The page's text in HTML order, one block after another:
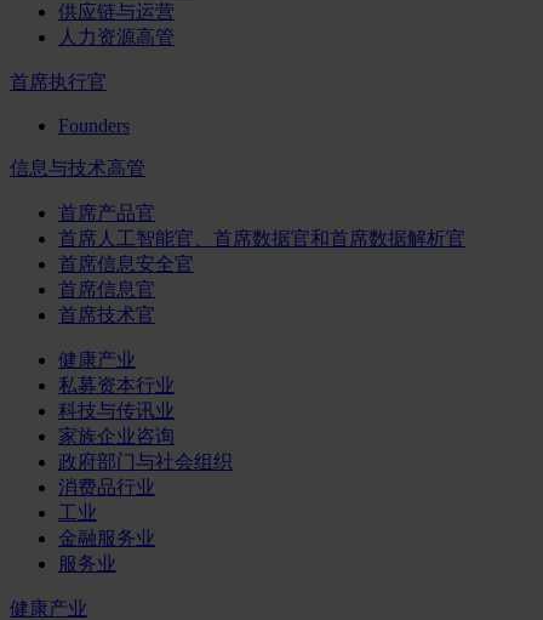
供应链与运营
人力资源高管
首席执行官
Founders
信息与技术高管
首席产品官
首席人工智能官、首席数据官和首席数据解析官
首席信息安全官
首席信息官
首席技术官
健康产业
私募资本行业
科技与传讯业
家族企业咨询
政府部门与社会组织
消费品行业
工业
金融服务业
服务业
健康产业